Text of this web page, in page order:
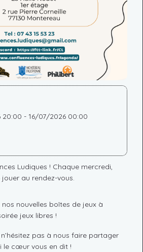
20:00 - 16/07/2026 00:00
Ludiques ! Chaque mercredi,
au rendez-vous.
nouvelles boîtes de jeux à
jeux libres !
pas à nous faire partager
le cœur vous en dit !